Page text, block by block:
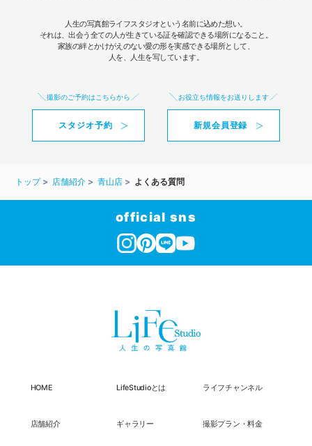
人生の写真館ライフスタジオという名前に込めた想い。
それは、出会う全ての人が生きている証を確認できる場所になること。
家族の絆とかけがえのない愛の形を実感できる場所として、
人を、人生を写しています。
撮影のご予約はこちらから
スタジオ予約
お役立ち情報をお送りします
新規会員登録
トップ 店舗紹介 青山店 よくある質問
official sns
HOME LifeStudioとは ライフチャンネル
店舗紹介 ギャラリー 撮影プラン・料金